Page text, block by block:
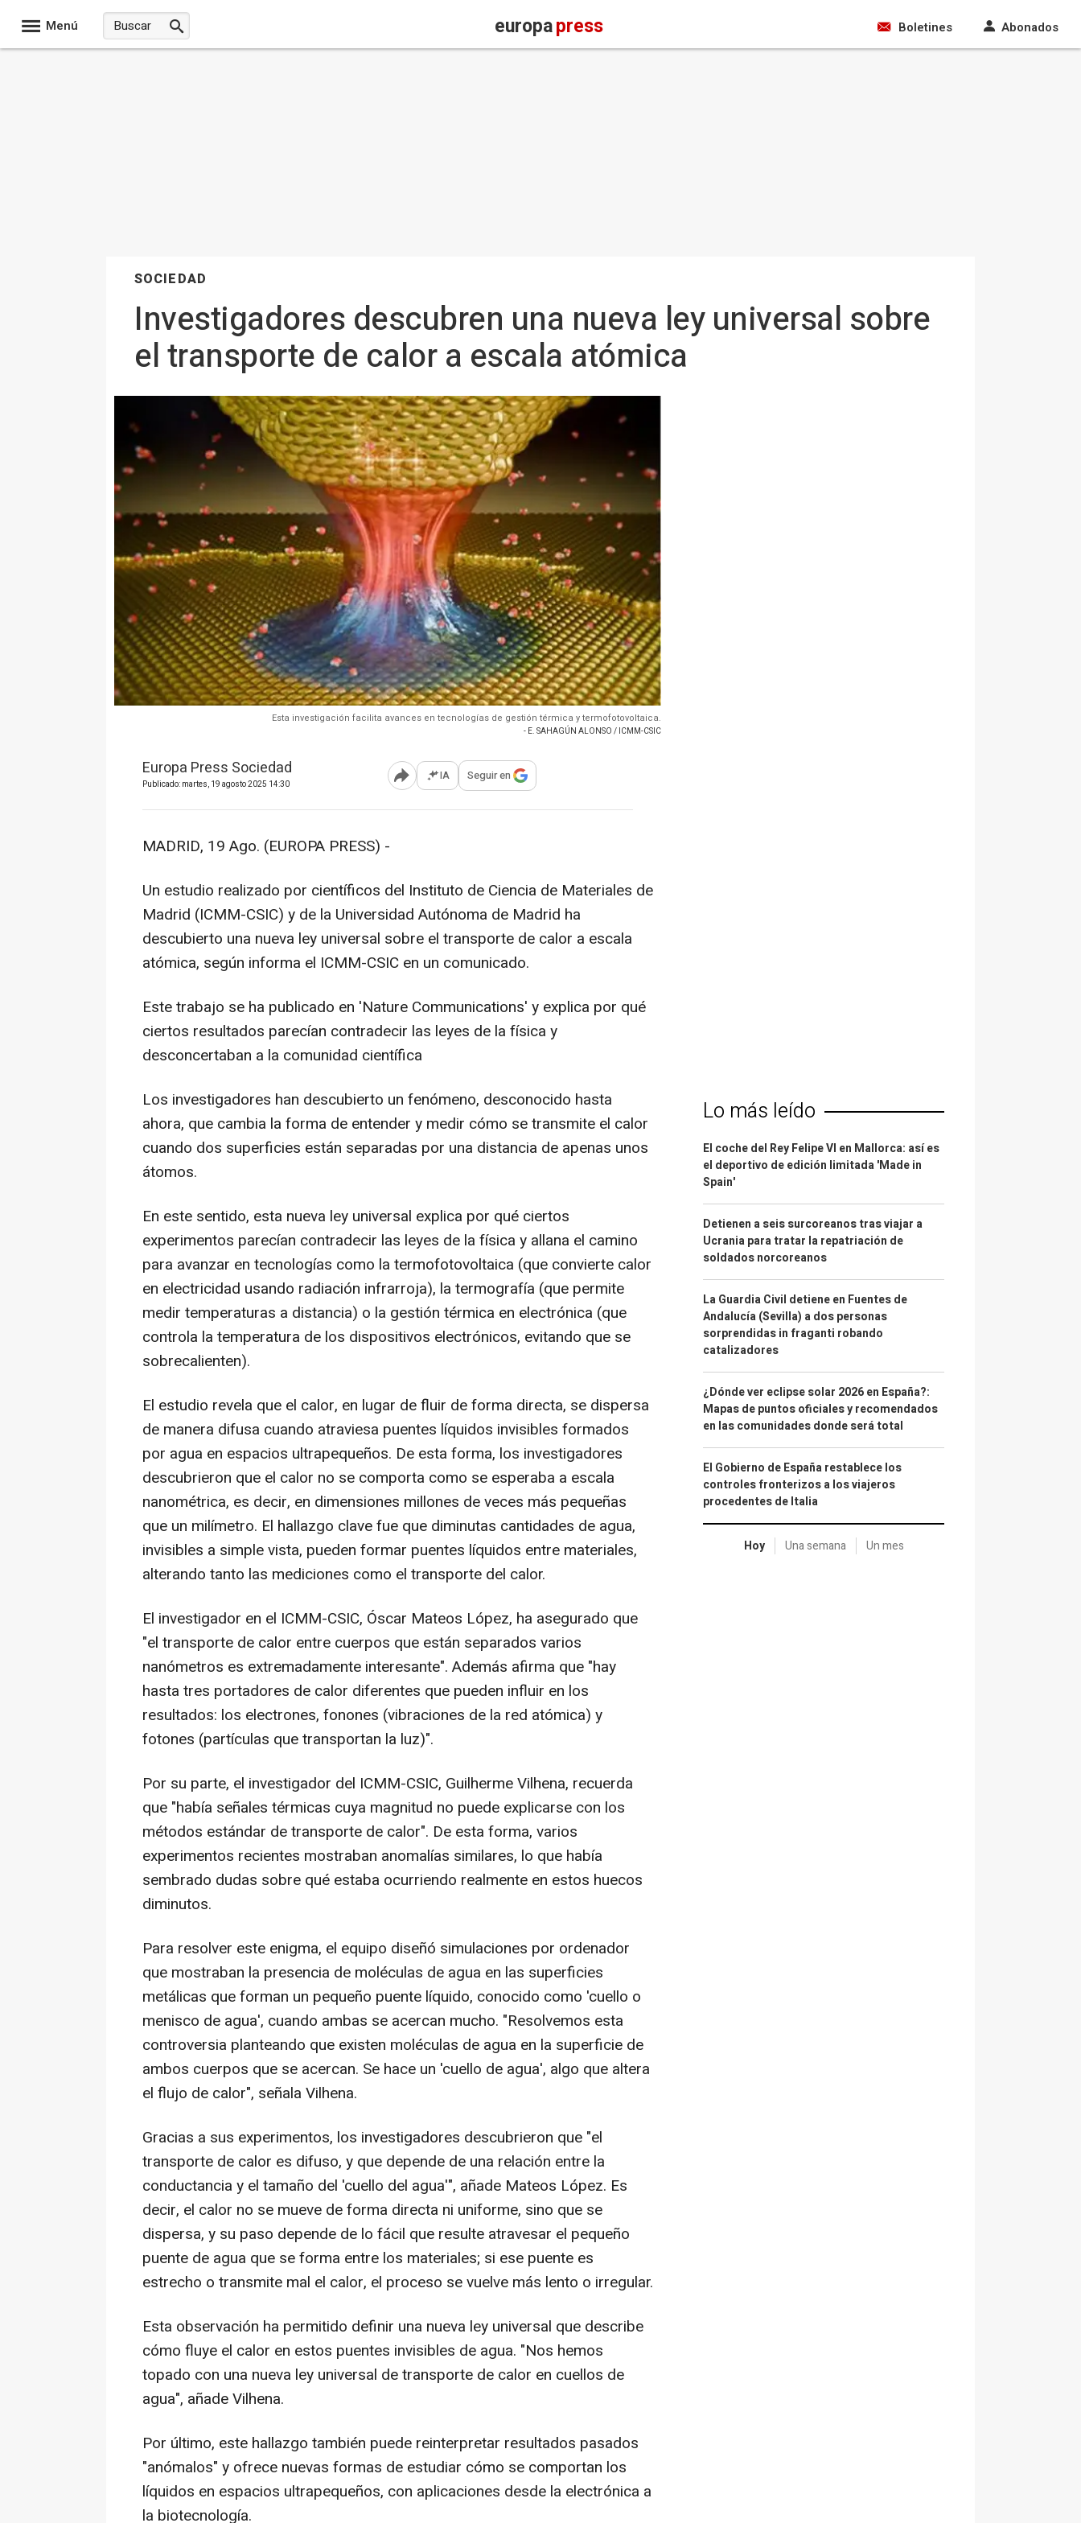
Menú europapress Boletines Abonados
SOCIEDAD
Investigadores descubren una nueva ley universal sobre
el transporte de calor a escala atómica
Esta investigación facilita avances en tecnologías de gestión térmica y termofotovoltaica.
- E. SAHAGÚN ALONSO / ICMM-CSIC
Europa Press Sociedad
Publicado: martes, 19 agosto 2025 14:30 Abrir opciones para compartir
IA Seguir en
MADRID, 19 Ago. (EUROPA PRESS) -
Un estudio realizado por científicos del Instituto de Ciencia de Materiales de
Madrid (ICMM-CSIC) y de la Universidad Autónoma de Madrid ha
descubierto una nueva ley universal sobre el transporte de calor a escala
atómica, según informa el ICMM-CSIC en un comunicado.
Este trabajo se ha publicado en 'Nature Communications' y explica por qué
ciertos resultados parecían contradecir las leyes de la física y
desconcertaban a la comunidad científica
Los investigadores han descubierto un fenómeno, desconocido hasta
ahora, que cambia la forma de entender y medir cómo se transmite el calor
cuando dos superficies están separadas por una distancia de apenas unos
átomos.
En este sentido, esta nueva ley universal explica por qué ciertos
experimentos parecían contradecir las leyes de la física y allana el camino
para avanzar en tecnologías como la termofotovoltaica (que convierte calor
en electricidad usando radiación infrarroja), la termografía (que permite
medir temperaturas a distancia) o la gestión térmica en electrónica (que
controla la temperatura de los dispositivos electrónicos, evitando que se
sobrecalienten).
El estudio revela que el calor, en lugar de fluir de forma directa, se dispersa
de manera difusa cuando atraviesa puentes líquidos invisibles formados
por agua en espacios ultrapequeños. De esta forma, los investigadores
descubrieron que el calor no se comporta como se esperaba a escala
nanométrica, es decir, en dimensiones millones de veces más pequeñas
que un milímetro. El hallazgo clave fue que diminutas cantidades de agua,
invisibles a simple vista, pueden formar puentes líquidos entre materiales,
alterando tanto las mediciones como el transporte del calor.
El investigador en el ICMM-CSIC, Óscar Mateos López, ha asegurado que
"el transporte de calor entre cuerpos que están separados varios
nanómetros es extremadamente interesante". Además afirma que "hay
hasta tres portadores de calor diferentes que pueden influir en los
resultados: los electrones, fonones (vibraciones de la red atómica) y
fotones (partículas que transportan la luz)".
Por su parte, el investigador del ICMM-CSIC, Guilherme Vilhena, recuerda
que "había señales térmicas cuya magnitud no puede explicarse con los
métodos estándar de transporte de calor". De esta forma, varios
experimentos recientes mostraban anomalías similares, lo que había
sembrado dudas sobre qué estaba ocurriendo realmente en estos huecos
diminutos.
Para resolver este enigma, el equipo diseñó simulaciones por ordenador
que mostraban la presencia de moléculas de agua en las superficies
metálicas que forman un pequeño puente líquido, conocido como 'cuello o
menisco de agua', cuando ambas se acercan mucho. "Resolvemos esta
controversia planteando que existen moléculas de agua en la superficie de
ambos cuerpos que se acercan. Se hace un 'cuello de agua', algo que altera
el flujo de calor", señala Vilhena.
Gracias a sus experimentos, los investigadores descubrieron que "el
transporte de calor es difuso, y que depende de una relación entre la
conductancia y el tamaño del 'cuello del agua'", añade Mateos López. Es
decir, el calor no se mueve de forma directa ni uniforme, sino que se
dispersa, y su paso depende de lo fácil que resulte atravesar el pequeño
puente de agua que se forma entre los materiales; si ese puente es
estrecho o transmite mal el calor, el proceso se vuelve más lento o irregular.
Esta observación ha permitido definir una nueva ley universal que describe
cómo fluye el calor en estos puentes invisibles de agua. "Nos hemos
topado con una nueva ley universal de transporte de calor en cuellos de
agua", añade Vilhena.
Por último, este hallazgo también puede reinterpretar resultados pasados
"anómalos" y ofrece nuevas formas de estudiar cómo se comportan los
líquidos en espacios ultrapequeños, con aplicaciones desde la electrónica a
la biotecnología.
Lo más leído
El coche del Rey Felipe VI en Mallorca: así es
el deportivo de edición limitada 'Made in
Spain'
Detienen a seis surcoreanos tras viajar a
Ucrania para tratar la repatriación de
soldados norcoreanos
La Guardia Civil detiene en Fuentes de
Andalucía (Sevilla) a dos personas
sorprendidas in fraganti robando
catalizadores
¿Dónde ver eclipse solar 2026 en España?:
Mapas de puntos oficiales y recomendados
en las comunidades donde será total
El Gobierno de España restablece los
controles fronterizos a los viajeros
procedentes de Italia
Hoy Una semana Un mes